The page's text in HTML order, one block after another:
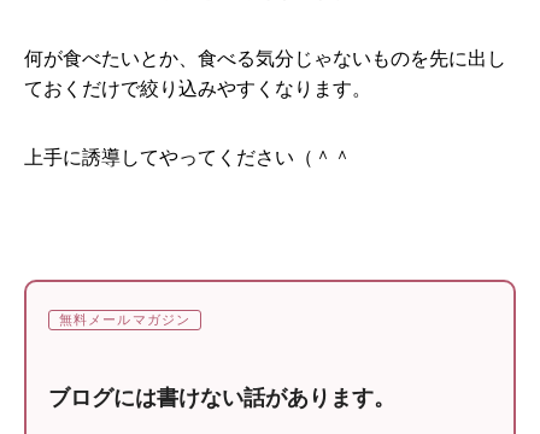
何が食べたいとか、食べる気分じゃないものを先に出し
ておくだけで絞り込みやすくなります。
上手に誘導してやってください（＾＾
無料メールマガジン
ブログには書けない話があります。